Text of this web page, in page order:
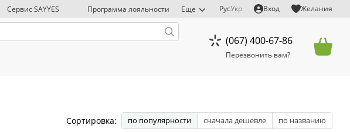
Сервис SAYYES Программа лояльности Еще РусУкр Вход Желания
(067) 400-67-86
Перезвонить вам?
Сортировка: по популярности сначала дешевле по названию